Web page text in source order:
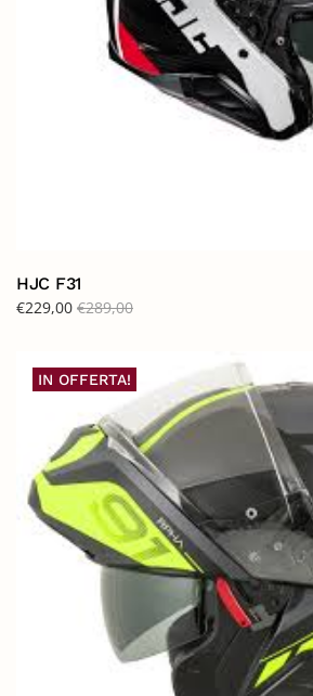
HJC F31
€229,00 €289,00
IN OFFERTA!